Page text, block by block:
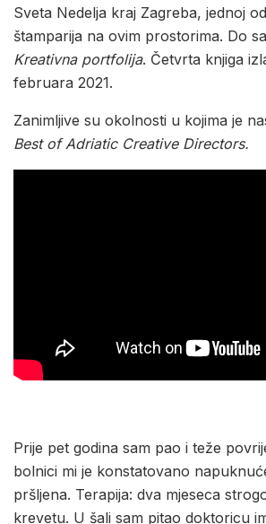
Sveta Nedelja kraj Zagreba, jednoj
štamparija na ovim prostorima. Do
Kreativna portfolija. Četvrta knjiga
februara 2021.
Zanimljive su okolnosti u kojima je
Best of Adriatic Creative Directors.
Prije pet godina sam pao i teže
bolnici mi je konstatovano
pršljena. Terapija: dva mjeseca
krevetu. U šali sam pitao doktoricu